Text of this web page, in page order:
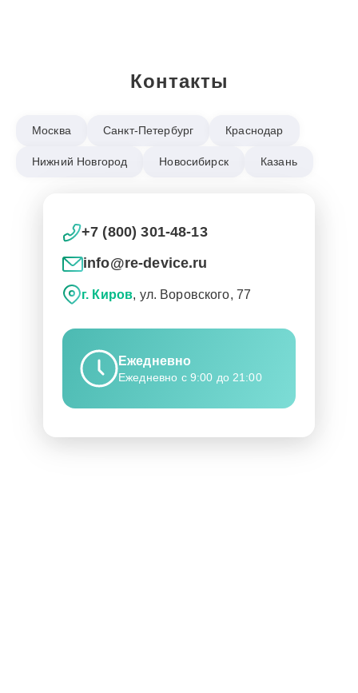
Контакты
Москва Санкт-Петербург Краснодар
Нижний Новгород Новосибирск Казань
+7 (800) 301-48-13
info@re-device.ru
г. Киров, ул. Воровского, 77
Ежедневно
Ежедневно с 9:00 до 21:00